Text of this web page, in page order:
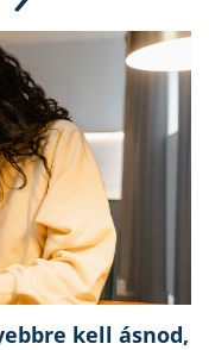
kell ásnod,